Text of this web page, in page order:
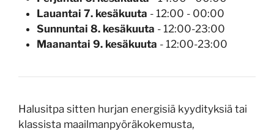
Lauantai 7. kesäkuuta - 12:00 - 00:00
Sunnuntai 8. kesäkuuta - 12:00-23:00
Maanantai 9. kesäkuuta - 12:00-23:00
Halusitpa sitten hurjan energisiä kyydityksiä tai
klassista maailmanpyöräkokemusta,